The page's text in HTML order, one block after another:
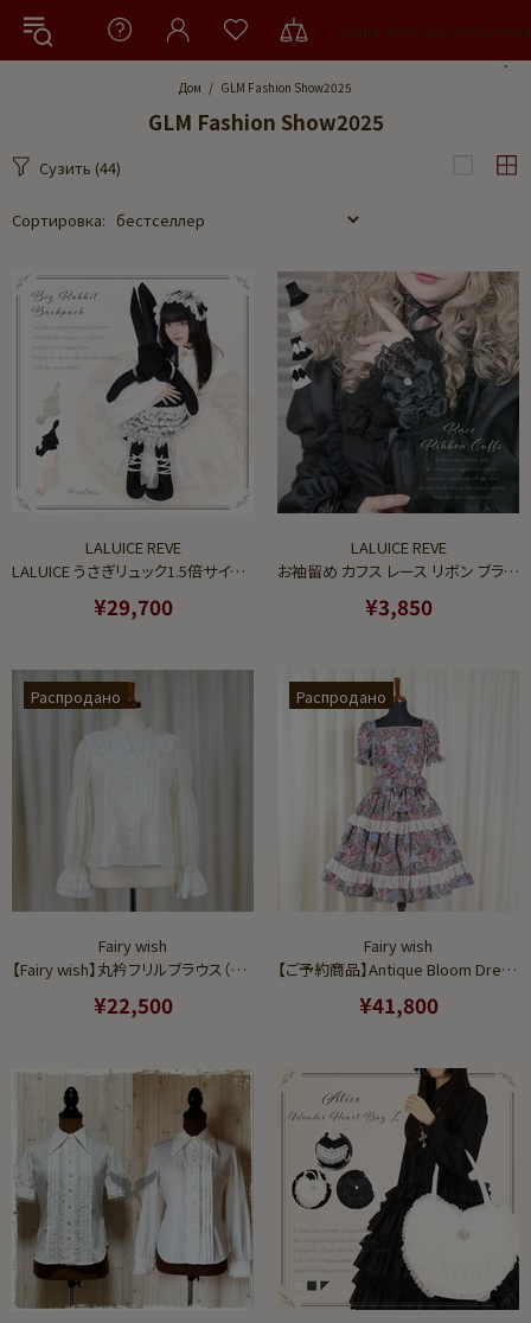
Liquid error (sections/
Дом GLM Fashion Show2025
GLM Fashion Show2025
Сузить (44)
Сортировка:
LALUICE REVE
LALUICE うさぎリュック1.5倍サイズ ロリータ ロリィタ リュック 大きめ レース ぬいぐるみ ブラック ホワイト ピンク 【LALUICE公式】
¥29,700
LALUICE REVE
お袖留め カフス レース リボン ブラック ホワイト【LALUICE公式】
¥3,850
Распродано
Fairy wish
【Fairy wish】丸衿フリルブラウス（アイボリー）
¥22,500
Распродано
Fairy wish
【ご予約商品】Antique Bloom Dressワンピース（ピンクローズ）
¥41,800